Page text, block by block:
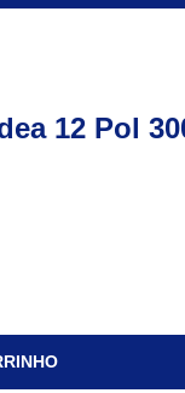
12 Pol